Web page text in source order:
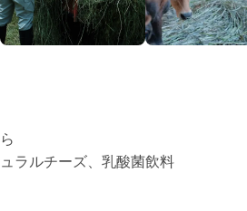
ラルチーズ、乳酸菌飲料